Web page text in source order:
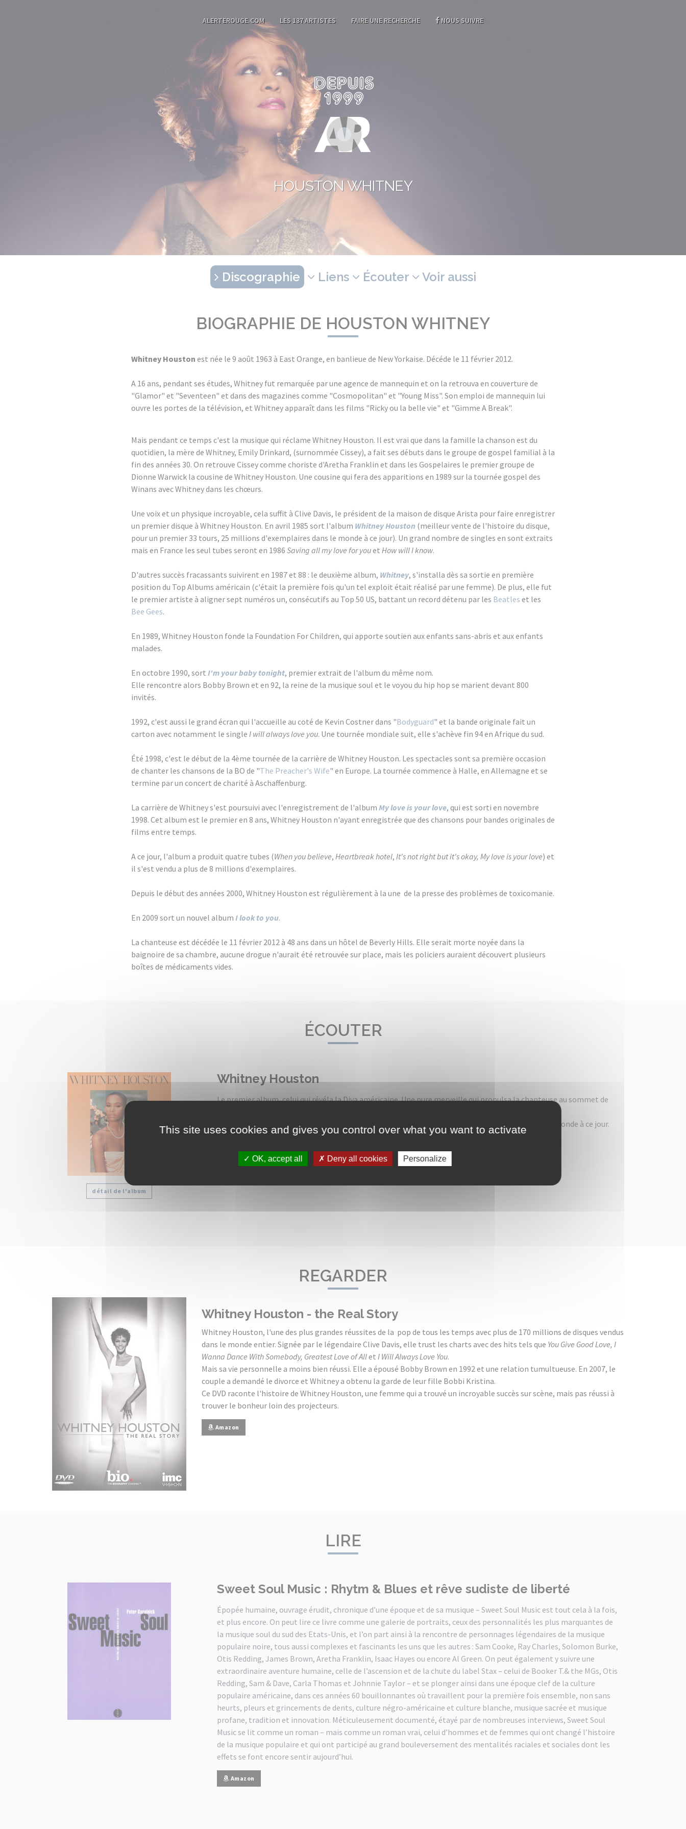
ALERTEROUGE.COM LES 137 ARTISTES FAIRE UNE RECHERCHE NOUS SUIVRE
HOUSTON WHITNEY
Discographie Liens Écouter Voir aussi
BIOGRAPHIE DE HOUSTON WHITNEY
Whitney Houston est née le 9 août 1963 à East Orange, en banlieue de New Yorkaise. Décéde le 11 février 2012.
A 16 ans, pendant ses études, Whitney fut remarquée par une agence de mannequin et on la retrouva en couverture de
"Glamor" et "Seventeen" et dans des magazines comme "Cosmopolitan" et "Young Miss". Son emploi de mannequin lui
ouvre les portes de la télévision, et Whitney apparaît dans les films "Ricky ou la belle vie" et "Gimme A Break".
Mais pendant ce temps c'est la musique qui réclame Whitney Houston. Il est vrai que dans la famille la chanson est du
quotidien, la mère de Whitney, Emily Drinkard, (surnommée Cissey), a fait ses débuts dans le groupe de gospel familial à la
fin des années 30. On retrouve Cissey comme choriste d'Aretha Franklin et dans les Gospelaires le premier groupe de
Dionne Warwick la cousine de Whitney Houston. Une cousine qui fera des apparitions en 1989 sur la tournée gospel des
Winans avec Whitney dans les chœurs.
Une voix et un physique incroyable, cela suffit à Clive Davis, le président de la maison de disque Arista pour faire enregistrer
un premier disque à Whitney Houston. En avril 1985 sort l'album Whitney Houston (meilleur vente de l'histoire du disque,
pour un premier 33 tours, 25 millions d'exemplaires dans le monde à ce jour). Un grand nombre de singles en sont extraits
mais en France les seul tubes seront en 1986 Saving all my love for youet How will I know.
D'autres succès fracassants suivirent en 1987 et 88 : le deuxième album, Whitney, s'installa dès sa sortie en première
position du Top Albums américain (c'était la première fois qu'un tel exploit était réalisé par une femme). De plus, elle fut
le premier artiste à aligner sept numéros un, consécutifs au Top 50 US, battant un record détenu par les Beatles et les
Bee Gees.
En 1989, Whitney Houston fonde la Foundation For Children, qui apporte soutien aux enfants sans-abris et aux enfants
malades.
En octobre 1990, sort I'm your baby tonight, premier extrait de l'album du même nom.
Elle rencontre alors Bobby Brown et en 92, la reine de la musique soul et le voyou du hip hop se marient devant 800
invités.
1992, c'est aussi le grand écran qui l'accueille au coté de Kevin Costner dans "Bodyguard" et la bande originale fait un
carton avec notamment le single I will always love you. Une tournée mondiale suit, elle s'achève fin 94 en Afrique du sud.
Été 1998, c'est le début de la 4ème tournée de la carrière de Whitney Houston. Les spectacles sont sa première occasion
de chanter les chansons de la BO de "The Preacher's Wife" en Europe. La tournée commence à Halle, en Allemagne et se
termine par un concert de charité à Aschaffenburg.
La carrière de Whitney s'est poursuivi avec l'enregistrement de l'album My love is your love, qui est sorti en novembre
1998. Cet album est le premier en 8 ans, Whitney Houston n'ayant enregistrée que des chansons pour bandes originales de
films entre temps.
A ce jour, l'album a produit quatre tubes (When you believe, Heartbreak hotel, It's not right but it's okay, My love is your love) et
il s'est vendu a plus de 8 millions d'exemplaires.
Depuis le début des années 2000, Whitney Houston est régulièrement à la une de la presse des problèmes de toxicomanie.
En 2009 sort un nouvel album I look to you.
La chanteuse est décédée le 11 février 2012 à 48 ans dans un hôtel de Beverly Hills. Elle serait morte noyée dans la
baignoire de sa chambre, aucune drogue n'aurait été retrouvée sur place, mais les policiers auraient découvert plusieurs
boîtes de médicaments vides.
ÉCOUTER
détail de l'album
Whitney Houston
Le premier album, celui qui révéla la Diva américaine. Une pure merveille qui propulsa la chanteuse au sommet de
Meilleur vente de l'histoire du disque, pour un premier 33 tours, 25 millions d'exemplaires dans le monde à ce jour.
Avec les tubesSaving all my love for you,All at once et How will I know .
Amazon iTunes
REGARDER
Whitney Houston - the Real Story
Whitney Houston, l'une des plus grandes réussites de la pop de tous les temps avec plus de 170 millions de disques vendus
dans le monde entier. Signée par le légendaire Clive Davis, elle trust les charts avec des hits tels que You Give Good Love, I
Wanna Dance With Somebody, Greatest Love of Allet I Will Always Love You.
Mais sa vie personnelle a moins bien réussi. Elle a épousé Bobby Brown en 1992 et une relation tumultueuse. En 2007, le
couple a demandé le divorce et Whitney a obtenu la garde de leur fille Bobbi Kristina.
Ce DVD raconte l'histoire de Whitney Houston, une femme qui a trouvé un incroyable succès sur scène, mais pas réussi à
trouver le bonheur loin des projecteurs.
Amazon
LIRE
Sweet Soul Music : Rhytm & Blues et rêve sudiste de liberté
Épopée humaine, ouvrage érudit, chronique d’une époque et de sa musique – Sweet Soul Music est tout cela à la fois,
et plus encore. On peut lire ce livre comme une galerie de portraits, ceux des personnalités les plus marquantes de
la musique soul du sud des Etats-Unis, et l’on part ainsi à la rencontre de personnages légendaires de la musique
populaire noire, tous aussi complexes et fascinants les uns que les autres : Sam Cooke, Ray Charles, Solomon Burke,
Otis Redding, James Brown, Aretha Franklin, Isaac Hayes ou encore Al Green. On peut également y suivre une
extraordinaire aventure humaine, celle de l’ascension et de la chute du label Stax – celui de Booker T.& the MGs, Otis
Redding, Sam & Dave, Carla Thomas et Johnnie Taylor – et se plonger ainsi dans une époque clef de la culture
populaire américaine, dans ces années 60 bouillonnantes où travaillent pour la première fois ensemble, non sans
heurts, pleurs et grincements de dents, culture négro-américaine et culture blanche, musique sacrée et musique
profane, tradition et innovation. Méticuleusement documenté, étayé par de nombreuses interviews, Sweet Soul
Music se lit comme un roman – mais comme un roman vrai, celui d’hommes et de femmes qui ont changé l’histoire
de la musique populaire et qui ont participé au grand bouleversement des mentalités raciales et sociales dont les
effets se font encore sentir aujourd’hui.
Amazon
This site uses cookies and gives you control over what you want to activate
OK, accept all Deny all cookies Personalize